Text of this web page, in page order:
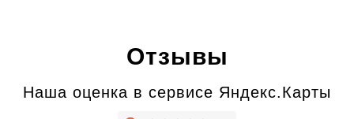
Отзывы
Наша оценка в сервисе Яндекс.Карты